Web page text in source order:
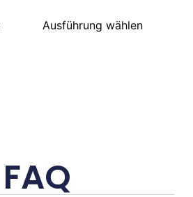
Ausführung wählen
FAQ